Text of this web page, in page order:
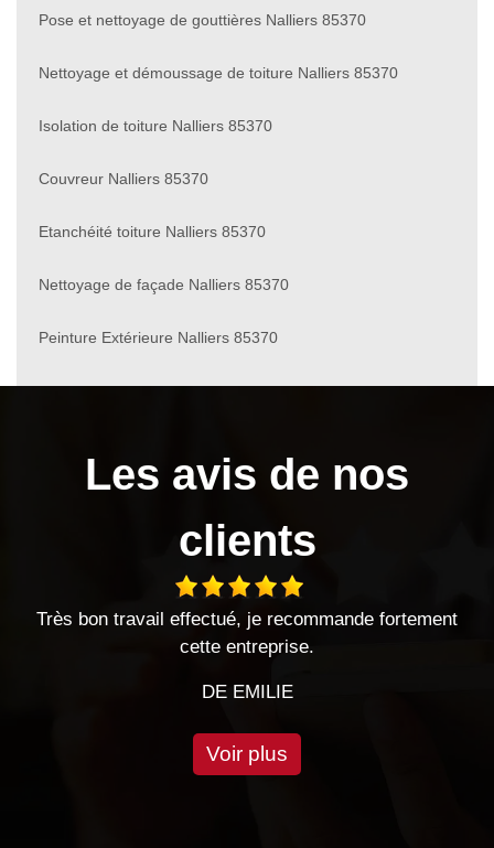
Pose et nettoyage de gouttières Nalliers 85370
Nettoyage et démoussage de toiture Nalliers 85370
Isolation de toiture Nalliers 85370
Couvreur Nalliers 85370
Etanchéité toiture Nalliers 85370
Nettoyage de façade Nalliers 85370
Peinture Extérieure Nalliers 85370
Les avis de nos
clients
fortement
Entreprise sérieuse très
Entreprise à l'écoute et très
Voir plus